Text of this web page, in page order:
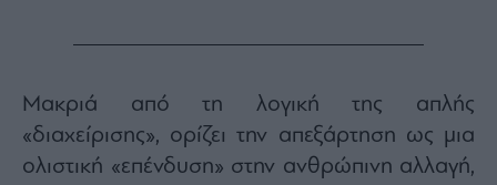
Μακριά από τη λογική της απλής
«διαχείρισης», ορίζει την απεξάρτηση ως μια
ολιστική «επένδυση» στην ανθρώπινη αλλαγή,